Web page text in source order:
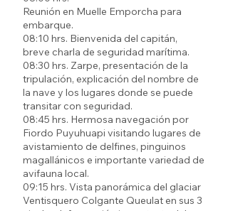
Reunión en Muelle Emporcha para
embarque.
08:10 hrs. Bienvenida del capitán,
breve charla de seguridad marítima.
08:30 hrs. Zarpe, presentación de la
tripulación, explicación del nombre de
la nave y los lugares donde se puede
transitar con seguridad.
08:45 hrs. Hermosa navegación por
Fiordo Puyuhuapi visitando lugares de
avistamiento de delfines, pinguinos
magallánicos e importante variedad de
avifauna local.
09:15 hrs. Vista panorámica del glaciar
Ventisquero Colgante Queulat en sus 3